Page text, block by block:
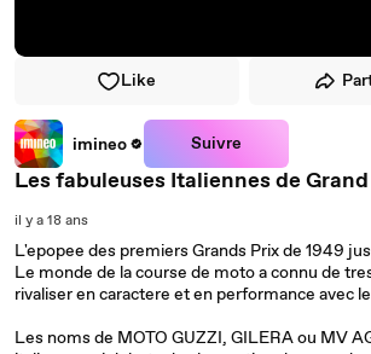
Like
imineo Suivre
il y a 18 ans
L'epopee des premiers Grands Prix de 1949
Le monde de la course de moto a connu de
rivaliser en caractere et en performance avec
Les noms de MOTO GUZZI, GILERA ou MV